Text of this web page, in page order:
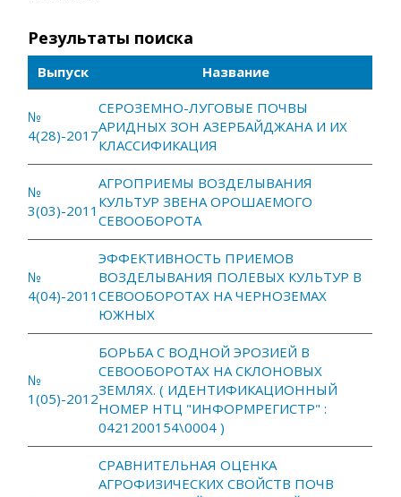
Результаты поиска
Выпуск Название
№
4(28)-2017
СЕРОЗЕМНО-ЛУГОВЫЕ ПОЧВЫ
АРИДНЫХ ЗОН АЗЕРБАЙДЖАНА И ИХ
КЛАССИФИКАЦИЯ
№
3(03)-2011
АГРОПРИЕМЫ ВОЗДЕЛЫВАНИЯ
КУЛЬТУР ЗВЕНА ОРОШАЕМОГО
СЕВООБОРОТА
№
4(04)-2011
ЭФФЕКТИВНОСТЬ ПРИЕМОВ
ВОЗДЕЛЫВАНИЯ ПОЛЕВЫХ КУЛЬТУР В
СЕВООБОРОТАХ НА ЧЕРНОЗЕМАХ
ЮЖНЫХ
№
1(05)-2012
БОРЬБА С ВОДНОЙ ЭРОЗИЕЙ В
СЕВООБОРОТАХ НА СКЛОНОВЫХ
ЗЕМЛЯХ. ( ИДЕНТИФИКАЦИОННЫЙ
НОМЕР НТЦ "ИНФОРМРЕГИСТР" :
0421200154\0004 )
СРАВНИТЕЛЬНАЯ ОЦЕНКА
АГРОФИЗИЧЕСКИХ СВОЙСТВ ПОЧВ